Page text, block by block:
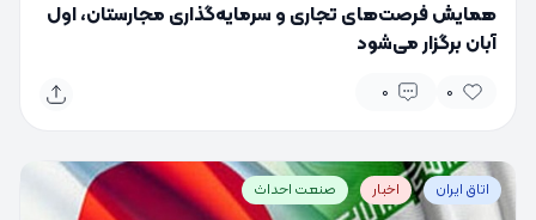
همایش فرصت‌های تجاری و سرمایه‌گذاری مجارستان، اول
آبان برگزار می‌شود
0
0
اتاق ایران اخبار صنعت احداث